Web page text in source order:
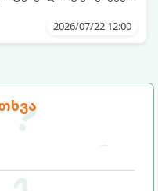
ეფექტის მიღწევა
რომლებიც
2026/07/22 12:00